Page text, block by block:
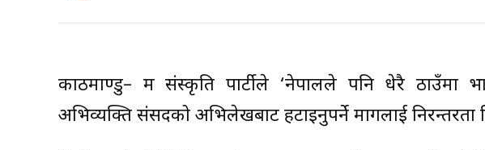
काठमाण्डु– श्रम संस्कृति पार्टीले ‘नेपालले पनि धेरै ठाउँमा
अभिव्यक्ति संसदको अभिलेखबाट हटाइनुपर्ने मागलाई निरन्तरता